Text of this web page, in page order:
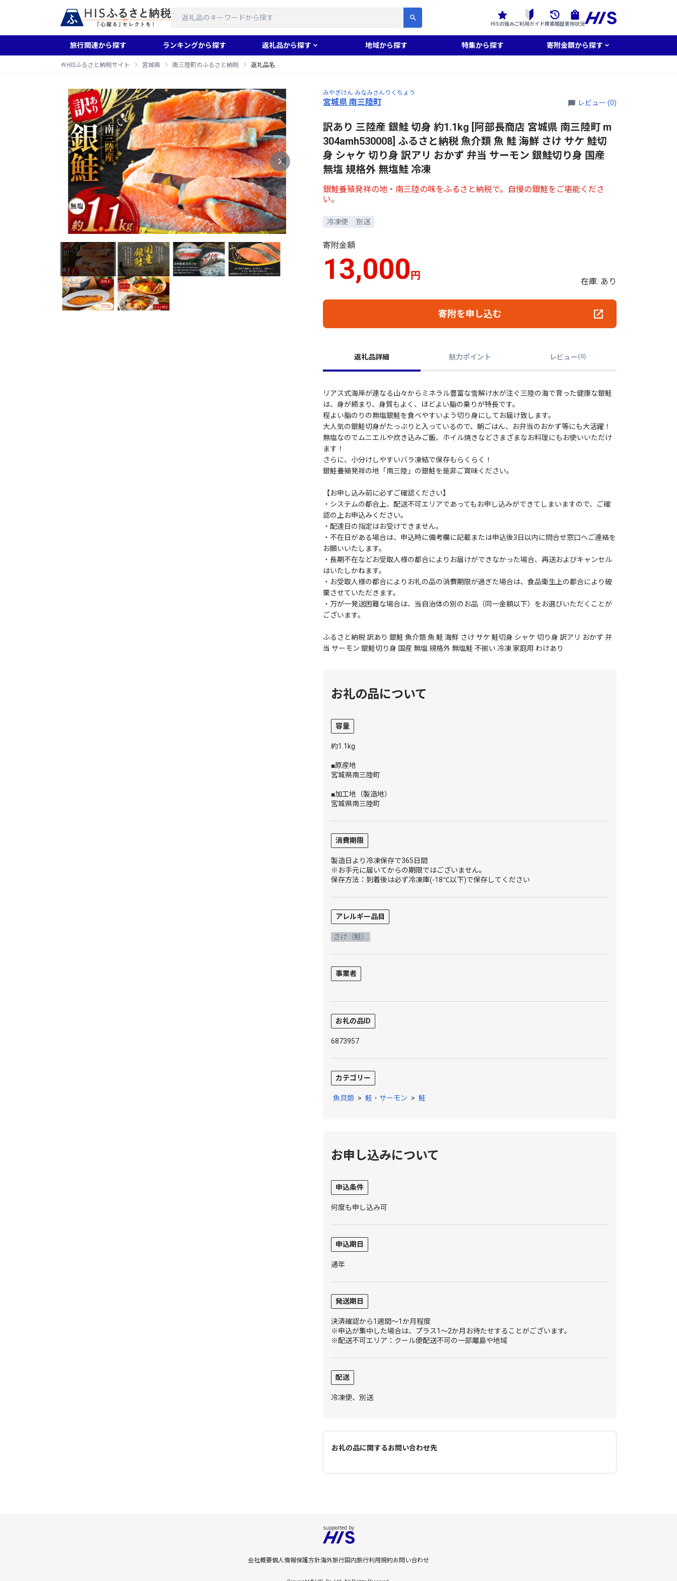
HISの強みご利用ガイド検索履歴寄附状況
旅行関連から探す ランキングから探す 返礼品から探す 地域から探す 特集から探す 寄附金額から探す
HISふるさと納税サイト 宮城県 南三陸町のふるさと納税 返礼品名
みやぎけん みなみさんりくちょう
宮城県 南三陸町 レビュー (0)
訳あり 三陸産 銀鮭 切身 約1.1kg [阿部長商店 宮城県 南三陸町 m
304amh530008] ふるさと納税 魚介類 魚 鮭 海鮮 さけ サケ 鮭切
身 シャケ 切り身 訳アリ おかず 弁当 サーモン 銀鮭切り身 国産
無塩 規格外 無塩鮭 冷凍
銀鮭養殖発祥の地・南三陸の味をふるさと納税で。自慢の銀鮭をご堪能くださ
い。
冷凍便 別送
寄附金額
13,000円
在庫: あり
寄附を申し込む
返礼品詳細 魅力ポイント レビュー(0)
リアス式海岸が連なる山々からミネラル豊富な雪解け水が注ぐ三陸の海で育った健康な銀鮭
は、身が締まり、身質もよく、ほどよい脂の乗りが特長です。
程よい脂のりの無塩銀鮭を食べやすいよう切り身にしてお届け致します。
大人気の銀鮭切身がたっぷりと入っているので、朝ごはん、お弁当のおかず等にも大活躍！
無塩なのでムニエルや炊き込みご飯、ホイル焼きなどさまざまなお料理にもお使いいただけ
ます！
さらに、小分けしやすいバラ凍結で保存もらくらく！
銀鮭養殖発祥の地「南三陸」の銀鮭を是非ご賞味ください。
【お申し込み前に必ずご確認ください】
・システムの都合上、配送不可エリアであってもお申し込みができてしまいますので、ご確
認の上お申込みください。
・配達日の指定はお受けできません。
・不在日がある場合は、申込時に備考欄に記載または申込後3日以内に問合せ窓口へご連絡を
お願いいたします。
・長期不在などお受取人様の都合によりお届けができなかった場合、再送およびキャンセル
はいたしかねます。
・お受取人様の都合によりお礼の品の消費期限が過ぎた場合は、食品衛生上の都合により破
棄させていただきます。
・万が一発送困難な場合は、当自治体の別のお品（同一金額以下）をお選びいただくことが
ございます。
ふるさと納税 訳あり 銀鮭 魚介類 魚 鮭 海鮮 さけ サケ 鮭切身 シャケ 切り身 訳アリ おかず 弁
当 サーモン 銀鮭切り身 国産 無塩 規格外 無塩鮭 不揃い 冷凍 家庭用 わけあり
お礼の品について
容量
約1.1kg
■原産地
宮城県南三陸町
■加工地（製造地）
宮城県南三陸町
消費期限
製造日より冷凍保存で365日間
※お手元に届いてからの期限ではございません。
保存方法：到着後は必ず冷凍庫(-18℃以下)で保存してください
アレルギー品目
さけ（鮭）
事業者
お礼の品ID
6873957
カテゴリー
魚貝類 > 鮭・サーモン > 鮭
お申し込みについて
申込条件
何度も申し込み可
申込期日
通年
発送期日
決済確認から1週間～1か月程度
※申込が集中した場合は、プラス1～2か月お待たせすることがございます。
※配送不可エリア：クール便配送不可の一部離島や地域
配送
冷凍便、別送
お礼の品に関するお問い合わせ先
会社概要個人情報保護方針海外旅行国内旅行利用規約お問い合わせ